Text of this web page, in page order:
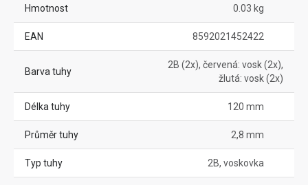
Hmotnost 0.03 kg
EAN 8592021452422
Barva tuhy
2B (2x), červená: vosk (2x),
žlutá: vosk (2x)
Délka tuhy 120 mm
Průměr tuhy 2,8 mm
Typ tuhy 2B, voskovka